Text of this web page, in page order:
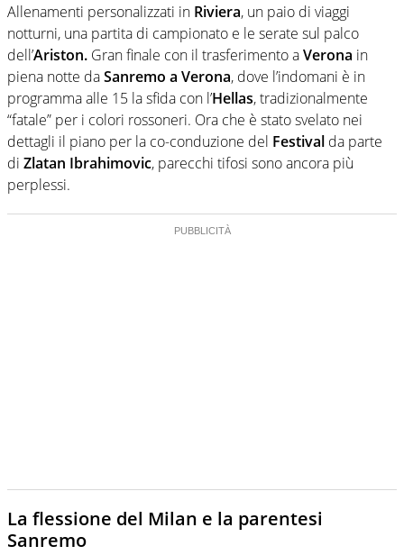
Allenamenti personalizzati in Riviera, un paio di viaggi
notturni, una partita di campionato e le serate sul palco
dell’Ariston. Gran finale con il trasferimento aVerona in
piena notte daSanremo a Verona, dove l’indomani è in
programma alle 15 la sfida con l’Hellas, tradizionalmente
“fatale” per i colori rossoneri. Ora che è stato svelato nei
dettagli il piano per la co-conduzione del Festival da parte
di Zlatan Ibrahimovic, parecchi tifosi sono ancora più
perplessi.
La flessione del Milan e la parentesi
Sanremo